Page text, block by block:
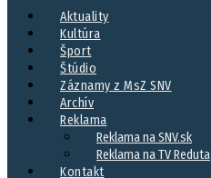
Aktuality
Kultúra
Šport
Štúdio
Záznamy z MsZ SNV
Archív
Reklama
Reklama na SNV.sk
Reklama na TV Reduta
Kontakt